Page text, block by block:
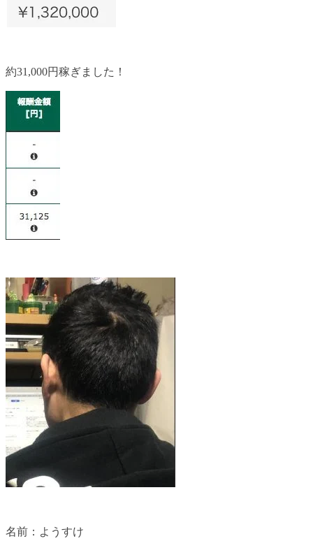
約31,000円稼ぎました！
名前：ようすけ